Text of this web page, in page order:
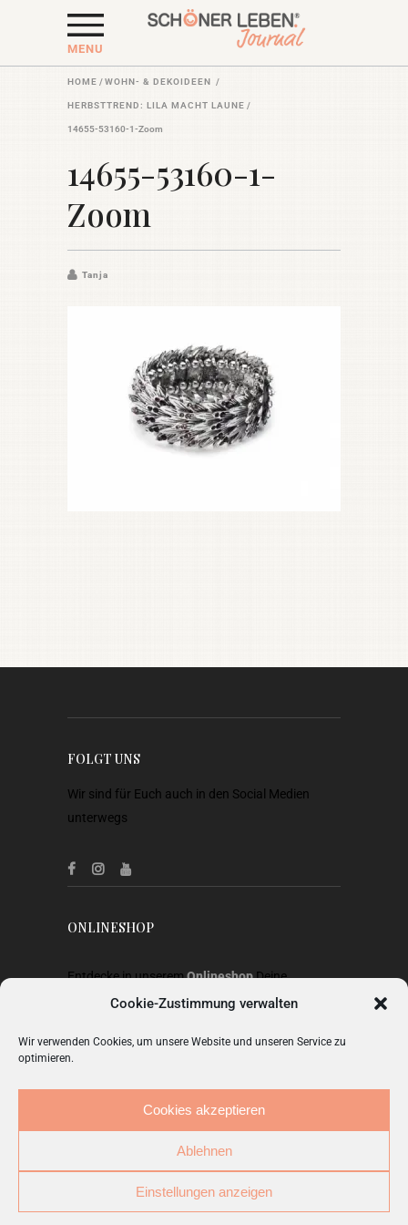
Cookie-Zustimmung verwalten
Wir verwenden Cookies, um unsere Website und unseren Service zu
optimieren.
Cookies akzeptieren
Ablehnen
Einstellungen anzeigen
MENU
HOME /WOHN- & DEKOIDEEN /
HERBSTTREND: LILA MACHT LAUNE /
14655-53160-1-Zoom
14655-53160-1-
Zoom
Tanja
FOLGT UNS
Wir sind für Euch auch in den Social Medien
unterwegs
ONLINESHOP
Entdecke in unseremOnlineshopDeine
Lieblingsstücke aus Heimtextilien, Gardinen,
Mode.
© Copyright 2026.Studio Carnarius. Alle Rechte